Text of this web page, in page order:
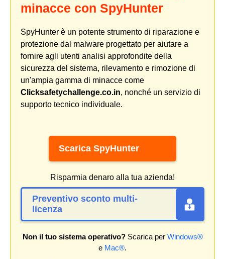
minacce con SpyHunter
SpyHunter è un potente strumento di riparazione e
protezione dal malware progettato per aiutare a
fornire agli utenti analisi approfondite della
sicurezza del sistema, rilevamento e rimozione di
un'ampia gamma di minacce come
Clicksafetychallenge.co.in, nonché un servizio di
supporto tecnico individuale.
Scarica SpyHunter
Risparmia denaro alla tua azienda!
Preventivo sconto multi-
licenza
Non il tuo sistema operativo?Scarica per Windows®
e Mac®.